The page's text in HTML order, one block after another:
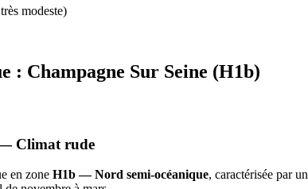
modeste)
: Champagne Sur Seine (H1b)
Climat rude
en zone H1b — Nord semi-océanique, caractérisée par un